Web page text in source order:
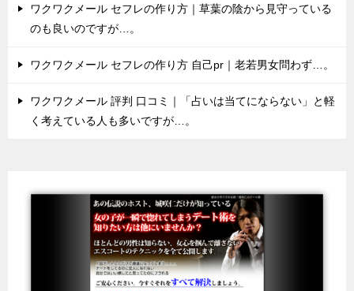
ワクワクメール セフレの作り方｜草葉の陰から見守っている
のも良いのですが…。
ワクワクメール セフレの作り方 自己pr｜老若男女問わず…。
ワクワクメール 評判 口コミ｜「占いは当てにならない」と軽
く考えている人も多いですが…。